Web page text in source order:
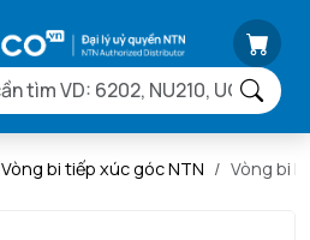
Vòng bi tiếp xúc góc NTN Vòng bi